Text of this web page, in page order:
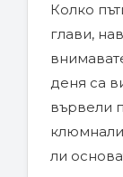
Колко
глави,
деня са
вървели
ли